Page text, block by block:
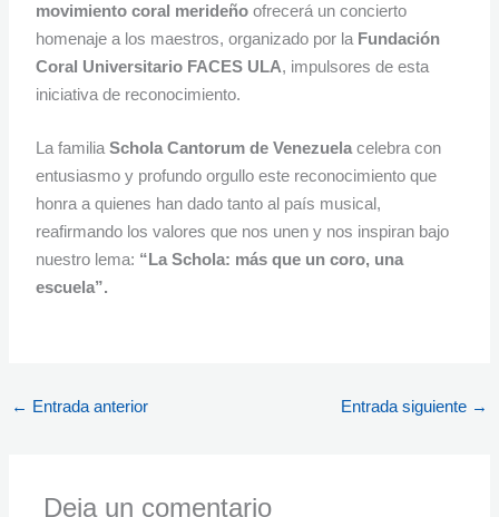
movimiento coral merideño ofrecerá un concierto
homenaje a los maestros, organizado por la Fundación
Coral Universitario FACES ULA, impulsores de esta
iniciativa de reconocimiento.
La familiaSchola Cantorum de Venezuela celebra con
entusiasmo y profundo orgullo este reconocimiento que
honra a quienes han dado tanto al país musical,
reafirmando los valores que nos unen y nos inspiran bajo
nuestro lema: “La Schola: más que un coro, una
escuela”.
← Entrada anterior Entrada siguiente →
Deja un comentario